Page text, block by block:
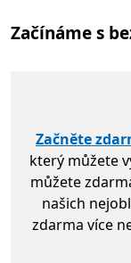
Začínáme s
Začněte
který můžete
můžete
našich
zdarma více